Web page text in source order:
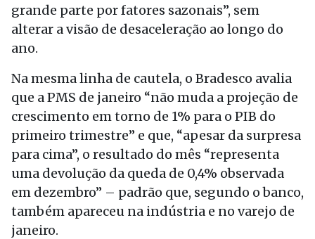
grande parte por fatores sazonais”, sem
alterar a visão de desaceleração ao longo do
ano.
Na mesma linha de cautela, o Bradesco avalia
que a PMS de janeiro “não muda a projeção de
crescimento em torno de 1% para o PIB do
primeiro trimestre” e que, “apesar da surpresa
para cima”, o resultado do mês “representa
uma devolução da queda de 0,4% observada
em dezembro” – padrão que, segundo o banco,
também apareceu na indústria e no varejo de
janeiro.